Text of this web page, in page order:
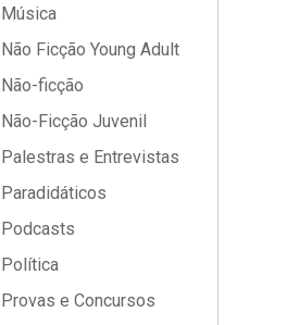
Música
Não Ficção Young Adult
Não-ficção
Não-Ficção Juvenil
Palestras e Entrevistas
Paradidáticos
Podcasts
Política
Provas e Concursos